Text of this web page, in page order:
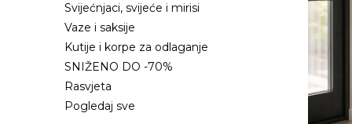
Svijećnjaci, svijeće i mirisi
Vaze i saksije
Kutije i korpe za odlaganje
SNIŽENO DO -70%
Rasvjeta
Pogledaj sve